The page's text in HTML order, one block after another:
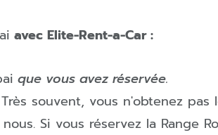
avec Elite-Rent-a-Car :
que vous avez réservée.
souvent, vous n'obtenez pas
. Si vous réservez la Range